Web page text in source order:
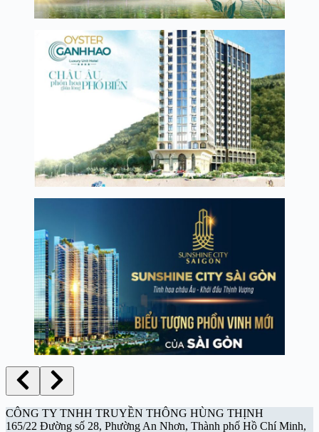
CÔNG TY TNHH TRUYỀN THÔNG HÙNG THỊNH
165/22 Đường số 28, Phường An Nhơn, Thành phố Hồ Chí Minh,